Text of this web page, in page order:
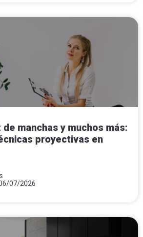
manchas y muchos más:
proyectivas en
07/2026